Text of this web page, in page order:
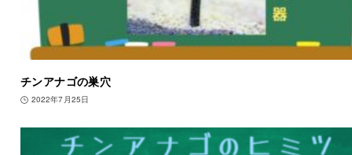
チンアナゴの巣穴
2022年7月25日